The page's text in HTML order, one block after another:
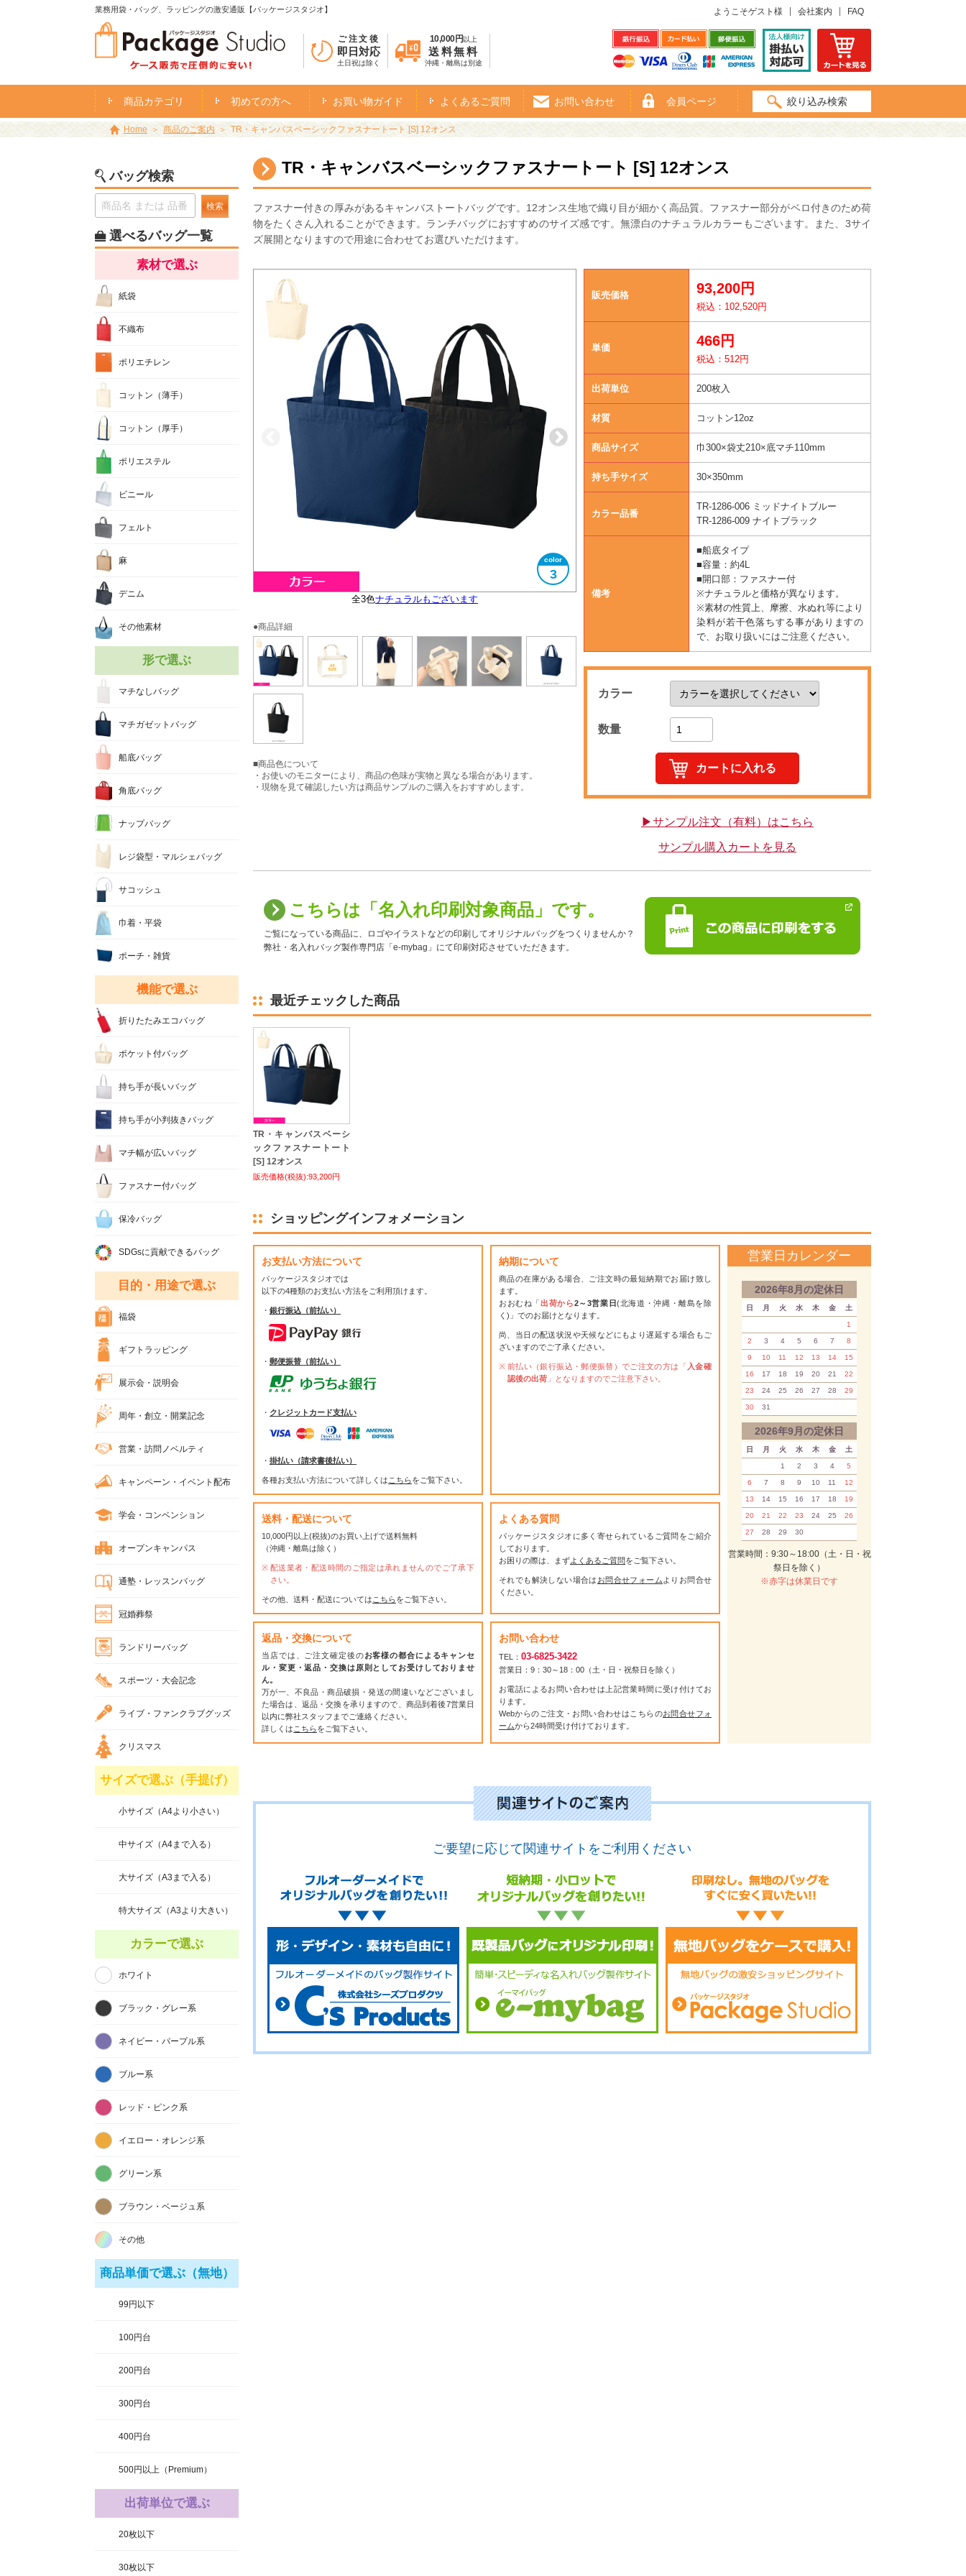
業務用袋・バッグ、ラッピングの激安通販【パッケージスタジオ】
ご注文後
即日対応
土日祝は除く
10,000円 以上
送料無料
沖縄・離島は別途
ようこそゲスト様 会社案内 FAQ
商品カテゴリ 初めての方へ お買い物ガイド よくあるご質問 お問い合わせ 会員ページ 絞り込み検索
Home 商品のご案内 TR・キャンバスベーシックファスナートート [S] 12オンス
TR・キャンバスベーシックファスナートート [S] 12オンス
ファスナー付きの厚みがあるキャンバストートバッグです。12オンス生地で織り目が細かく高品質。ファスナー部分がベロ付きのため荷
物をたくさん入れることができます。ランチバッグにおすすめのサイズ感です。無漂白のナチュラルカラーもございます。また、3サイ
ズ展開となりますので用途に合わせてお選びいただけます。
全3色ナチュラルもございます
3
A5サイズ対応
大きさイメージ
ファスナー付き
使用イメージ
●商品詳細
■商品色について
・お使いのモニターにより、商品の色味が実物と異なる場合があります。
・現物を見て確認したい方は商品サンプルのご購入をおすすめします。
販売価格 93,200円
税込：102,520円
単価 466円
税込：512円
出荷単位 200枚入
材質 コットン12oz
商品サイズ 巾300×袋丈210×底マチ110mm
持ち手サイズ 30×350mm
カラー品番
TR-1286-006 ミッドナイトブルー
TR-1286-009 ナイトブラック
備考
■船底タイプ
■容量：約4L
■開口部：ファスナー付
※ナチュラルと価格が異なります。
※素材の性質上、摩擦、水ぬれ等により
染料が若干色落ちする事がありますの
で、お取り扱いにはご注意ください。
カラー
数量
▶サンプル注文（有料）はこちら
サンプル購入カートを見る
こちらは「名入れ印刷対象商品」です。
ご覧になっている商品に、ロゴやイラストなどの印刷してオリジナルバッグをつくりませんか？
弊社・名入れバッグ製作専門店「e-mybag」にて印刷対応させていただきます。
最近チェックした商品
TR・キャンバスベーシ
ックファスナートート
[S] 12オンス
販売価格(税抜):93,200円
ショッピングインフォメーション
お支払い方法について
パッケージスタジオでは
以下の4種類のお支払い方法をご利用頂けます。
・ 銀行振込（前払い）
・ 郵便振替（前払い）
・ クレジットカード支払い
・ 掛払い（請求書後払い）
各種お支払い方法について詳しくは こちらをご覧下さい。
納期について
商品の在庫がある場合、ご注文時の最短納期でお届け致し
ます。
おおむね「出荷から2～3営業日(北海道・沖縄・離島を除
く)」でのお届けとなります。
尚、当日の配送状況や天候などにもより遅延する場合もご
ざいますのでご了承ください。
前払い（銀行振込・郵便振替）でご注文の方は「 入金確
認後の出荷 」となりますのでご注意下さい。
送料・配送について
10,000円以上(税抜)のお買い上げで送料無料
（沖縄・離島は除く）
配送業者・配送時間のご指定は承れませんのでご了承下
さい。
その他、送料・配送については こちらをご覧下さい。
よくある質問
パッケージスタジオに多く寄せられているご質問をご紹介
しております。
お困りの際は、まずよくあるご質問をご覧下さい。
それでも解決しない場合は お問合せフォーム よりお問合せ
ください。
返品・交換について
当店では、ご注文確定後のお客様の都合によるキャンセ
ル・変更・返品・交換は原則としてお受けしておりませ
ん。
万が一、不良品・商品破損・発送の間違いなどございまし
た場合は、返品・交換を承りますので、商品到着後7営業日
以内に弊社スタッフまでご連絡ください。
詳しくは こちらをご覧下さい。
お問い合わせ
TEL： 03-6825-3422
営業日：9：30～18：00（土・日・祝祭日を除く）
お電話によるお問い合わせは上記営業時間に受け付けてお
ります。
Webからのご注文・お問い合わせはこちらのお問合せフォ
ームから24時間受け付けております。
営業日カレンダー
2026年8月の定休日
日 月 火 水 木 金 土
1
2 3 4 5 6 7 8
9 10 11 12 13 14 15
16 17 18 19 20 21 22
23 24 25 26 27 28 29
30 31
2026年9月の定休日
日 月 火 水 木 金 土
1 2 3 4 5
6 7 8 9 10 11 12
13 14 15 16 17 18 19
20 21 22 23 24 25 26
27 28 29 30
営業時間：9:30～18:00（土・日・祝
祭日を除く）
※赤字は休業日です
ご要望に応じて関連サイトをご利用ください
バッグ検索
検索
選べるバッグ一覧
素材で選ぶ
紙袋
不織布
ポリエチレン
コットン（薄手）
コットン（厚手）
ポリエステル
ビニール
フェルト
麻
デニム
その他素材
形で選ぶ
マチなしバッグ
マチガゼットバッグ
船底バッグ
角底バッグ
ナップバッグ
レジ袋型・マルシェバッグ
サコッシュ
巾着・平袋
ポーチ・雑貨
機能で選ぶ
折りたたみエコバッグ
ポケット付バッグ
持ち手が長いバッグ
持ち手が小判抜きバッグ
マチ幅が広いバッグ
ファスナー付バッグ
保冷バッグ
SDGsに貢献できるバッグ
目的・用途で選ぶ
福袋
ギフトラッピング
展示会・説明会
周年・創立・開業記念
営業・訪問ノベルティ
キャンペーン・イベント配布
学会・コンベンション
オープンキャンパス
通塾・レッスンバッグ
冠婚葬祭
ランドリーバッグ
スポーツ・大会記念
ライブ・ファンクラブグッズ
クリスマス
サイズで選ぶ（手提げ）
小サイズ（A4より小さい）
中サイズ（A4まで入る）
大サイズ（A3まで入る）
特大サイズ（A3より大きい）
カラーで選ぶ
ホワイト
ブラック・グレー系
ネイビー・パープル系
ブルー系
レッド・ピンク系
イエロー・オレンジ系
グリーン系
ブラウン・ベージュ系
その他
商品単価で選ぶ（無地）
99円以下
100円台
200円台
300円台
400円台
500円以上（Premium）
出荷単位で選ぶ
20枚以下
30枚以下